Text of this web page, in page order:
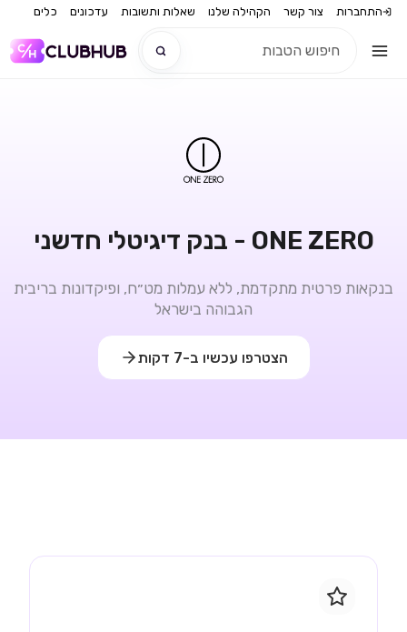
התחברות צור קשר הקהילה שלנו שאלות ותשובות עדכונים כלים
ONE ZERO - בנק דיגיטלי חדשני
בנקאות פרטית מתקדמת, ללא עמלות מט״ח, ופיקדונות בריבית
הגבוהה בישראל
הצטרפו עכשיו ב-7 דקות